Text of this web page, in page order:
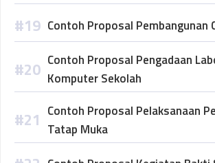
Contoh Proposal Pembangunan
Contoh Proposal Pengadaan
Komputer Sekolah
Contoh Proposal Pelaksanaan
Tatap Muka